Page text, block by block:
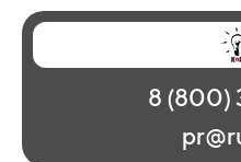
Наши
О
8 (800)